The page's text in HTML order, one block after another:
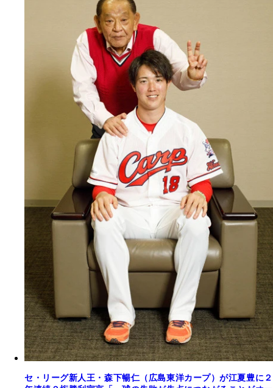
セ・リーグ新人王・森下暢仁（広島東洋カープ）が江夏豊に２